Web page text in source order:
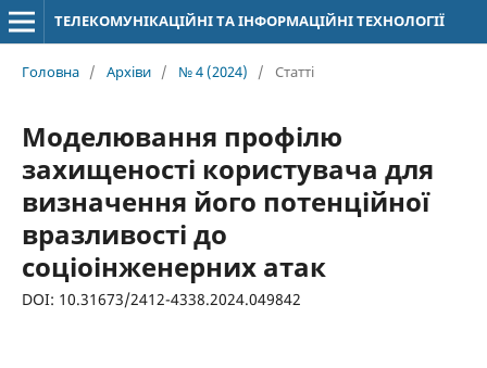
ТЕЛЕКОМУНІКАЦІЙНІ ТА ІНФОРМАЦІЙНІ ТЕХНОЛОГІЇ
Головна / Архіви / № 4 (2024) / Статті
Моделювання профілю
захищеності користувача для
визначення його потенційної
вразливості до
соціоінженерних атак
DOI: 10.31673/2412-4338.2024.049842